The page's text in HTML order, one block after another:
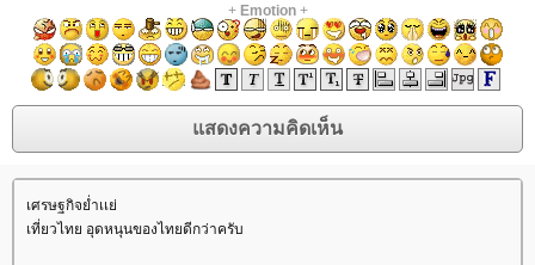
+ Emotion+
เศรษฐกิจย่ำเเย่
เที่ยวไทย อุดหนุนของไทยดีกว่าครับ